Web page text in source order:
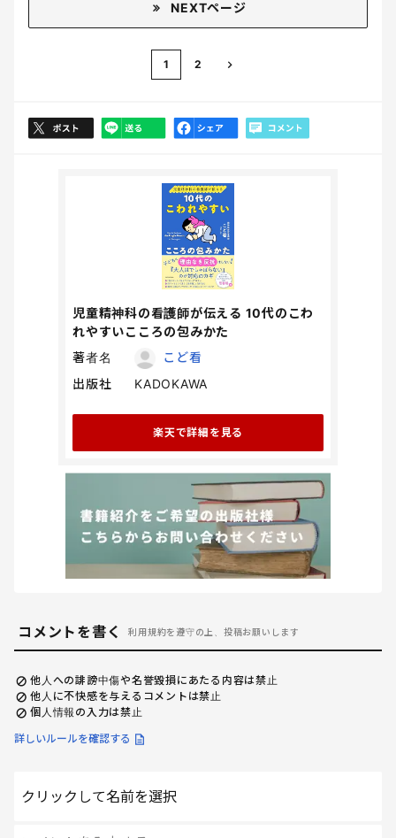
NEXTページ
1 2
児童精神科の看護師が伝える 10代のこわ
れやすいこころの包みかた
著者名
こど看
出版社
KADOKAWA
楽天で詳細を見る
コメントを書く 利用規約を遵守の上、投稿お願いします
他人への誹謗中傷や名誉毀損にあたる内容は禁止
他人に不快感を与えるコメントは禁止
個人情報の入力は禁止
詳しいルールを確認する
クリックして名前を選択